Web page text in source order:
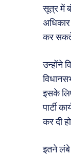
सूत्र में
कर सकते
उन्होंने
इसके
पार्टी
कर दी
इतने लंबे